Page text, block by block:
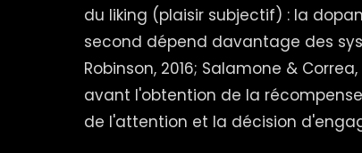
du liking (plaisir subjectif) : la
second dépend davantage des
Robinson, 2016; Salamone &
avant l'obtention de la
de l'attention et la décision